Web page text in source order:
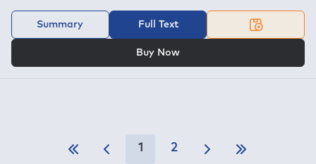
Summary Full Text
Buy Now
1 2